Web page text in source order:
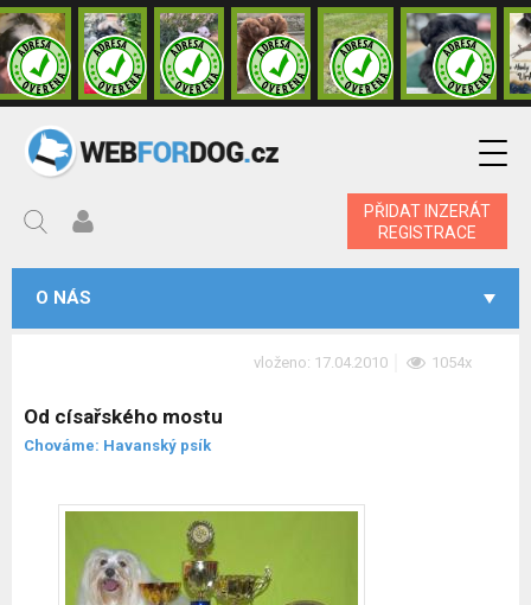
PŘIDAT INZERÁT
REGISTRACE
O NÁS
vloženo: 17.04.2010 1054x
Od císařského mostu
Chováme: Havanský psík